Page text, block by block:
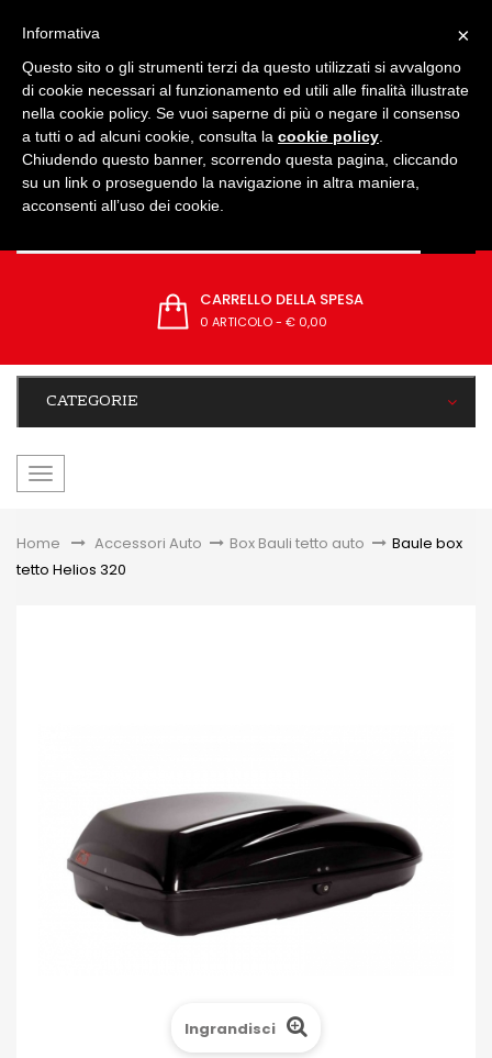
CARRELLO DELLA SPESA
0 ARTICOLO- € 0,00
CATEGORIE
navigazione
Home &gt;Accessori Auto > Box Bauli tetto auto > Baule box
tetto Helios 320
Ingrandisci
×
Informativa
Questo sito o gli strumenti terzi da questo utilizzati si avvalgono
di cookie necessari al funzionamento ed utili alle finalità illustrate
nella cookie policy. Se vuoi saperne di più o negare il consenso
a tutti o ad alcuni cookie, consulta la cookie policy
Chiudendo questo banner, scorrendo questa pagina, cliccando
su un link o proseguendo la navigazione in altra maniera,
acconsenti all’uso dei cookie.